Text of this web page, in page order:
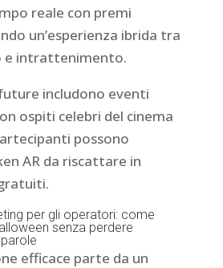
reale con premi
un’esperienza ibrida tra
e intrattenimento.
includono eventi
ospiti celebri del cinema
possono
AR da riscattare in
per gli operatori: come
senza perdere
efficace parte da un